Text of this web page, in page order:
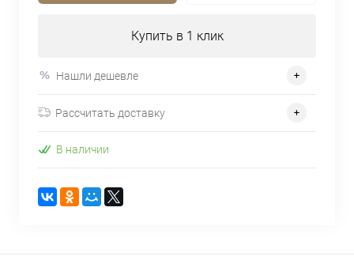
Купить в 1 клик
Нашли дешевле
Рассчитать доставку
В наличии